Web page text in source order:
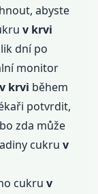
abyste
v krvi
dní po
monitor
v krvi během
potvrdit,
zda může
cukruv
cukruv